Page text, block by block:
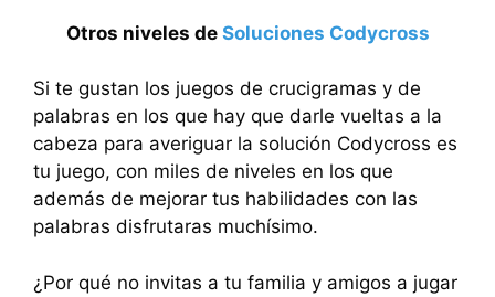
Otros niveles de Soluciones Codycross
Si te gustan los juegos de crucigramas y de
palabras en los que hay que darle vueltas a la
cabeza para averiguar la solución Codycross es
tu juego, con miles de niveles en los que
además de mejorar tus habilidades con las
palabras disfrutaras muchísimo.
¿Por qué no invitas a tu familia y amigos a jugar